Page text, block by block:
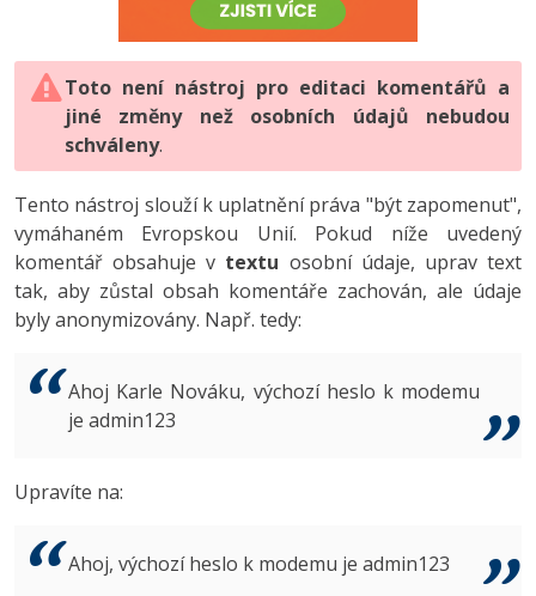
HTML5, CSS3, Bootstrap, SEO
SQL a databáze
Testování a verzování
UML a návrhové vzory
React
Spring
ASP.NET MVC
Best practices
PHP
JavaScript
Python
HTML / CSS
UML a návrhové vzory
MySQL/MariaDB
MS-SQL
Vývojář mobilních aplikací
C# Game developer
Tester
Systémový administrátor
3D grafik
Copywriter
-80%
JavaScript -80%
PHP -80%
Swift -80%
Kotlin -80%
VB.NET
Algoritmy -41%
Digitální gramotnost
Marketing
WordPress
SEO
UX
Business
Copywriting
Photoshop -80%
Adobe Illustrator -80%
Adobe Lightroom
Adobe XD
Adobe InDesign -25%
Adobe After Effects
Inkscape
Toto není nástroj pro editaci komentářů a
jiné změny než osobních údajů nebudou
schváleny.
Tento nástroj slouží k uplatnění práva "být zapomenut",
vymáhaném Evropskou Unií. Pokud níže uvedený
komentář obsahuje v textu osobní údaje, uprav text
tak, aby zůstal obsah komentáře zachován, ale údaje
byly anonymizovány. Např. tedy:
Ahoj Karle Nováku, výchozí heslo k modemu
je admin123
Upravíte na:
Ahoj, výchozí heslo k modemu je admin123